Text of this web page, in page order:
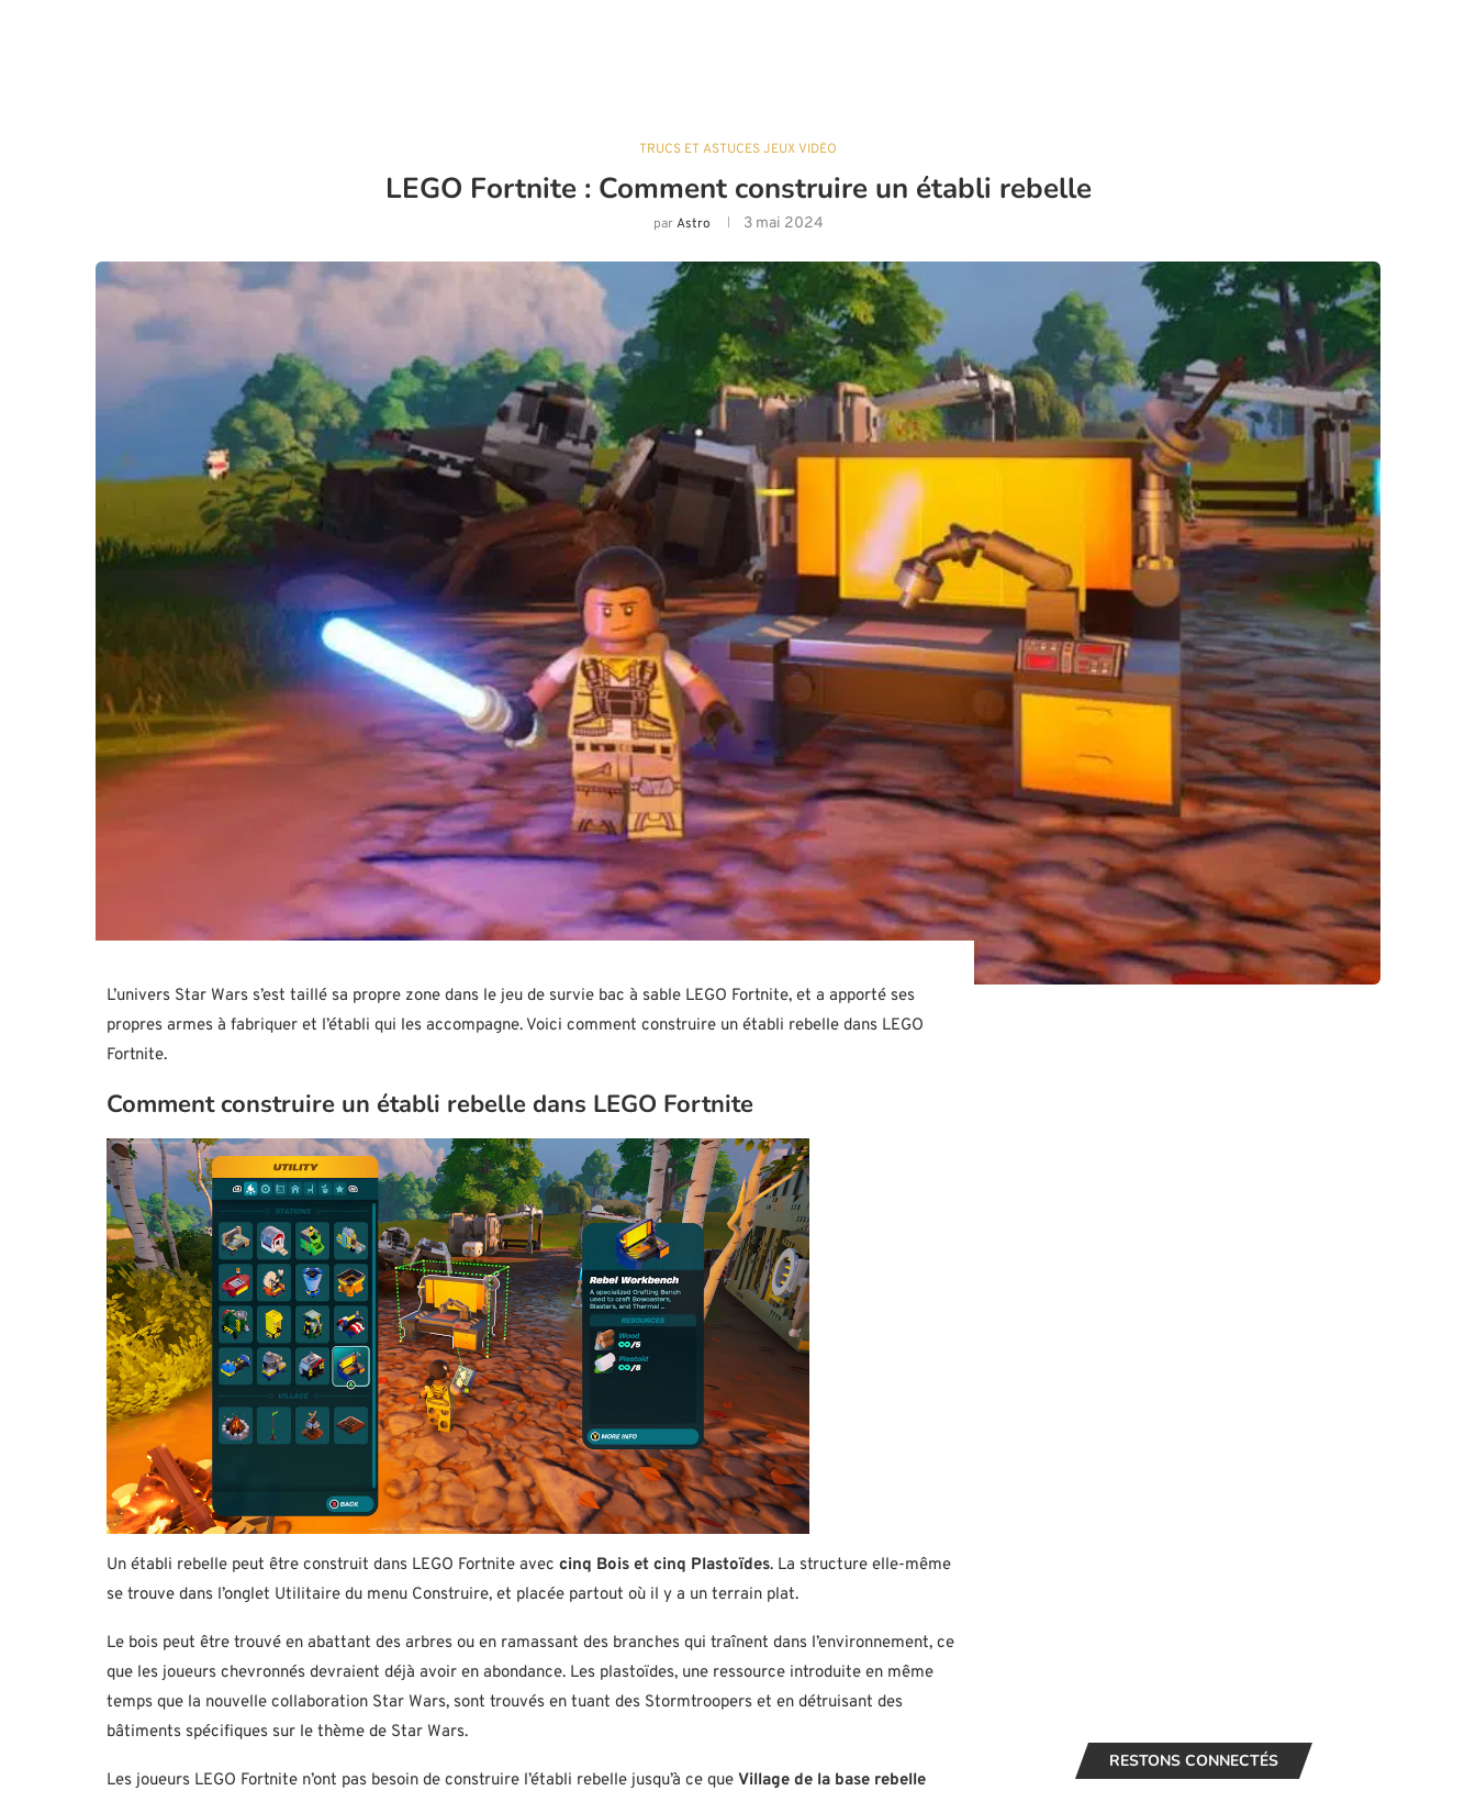
TRUCS ET ASTUCES JEUX VIDÉO
LEGO Fortnite : Comment construire un établi rebelle
parAstro 3 mai 2024
L’univers Star Wars s’est taillé sa propre zone dans le jeu de survie bac à sable LEGO Fortnite, et a apporté ses
propres armes à fabriquer et l’établi qui les accompagne. Voici comment construire un établi rebelle dans LEGO
Fortnite.
Comment construire un établi rebelle dans LEGO Fortnite
Un établi rebelle peut être construit dans LEGO Fortnite avec cinq Bois et cinq Plastoïdes. La structure elle-même
se trouve dans l’onglet Utilitaire du menu Construire, et placée partout où il y a un terrain plat.
Le bois peut être trouvé en abattant des arbres ou en ramassant des branches qui traînent dans l’environnement, ce
que les joueurs chevronnés devraient déjà avoir en abondance. Les plastoïdes, une ressource introduite en même
temps que la nouvelle collaboration Star Wars, sont trouvés en tuant des Stormtroopers et en détruisant des
bâtiments spécifiques sur le thème de Star Wars.
Les joueurs LEGO Fortnite n’ont pas besoin de construire l’établi rebelle jusqu’à ce que Village de la base rebelle
RESTONS CONNECTÉS